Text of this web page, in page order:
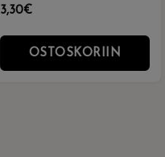
3,30€
OSTOSKORIIN